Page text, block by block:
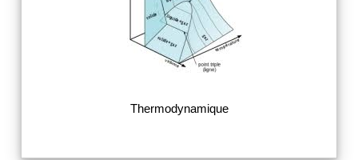
Thermodynamique